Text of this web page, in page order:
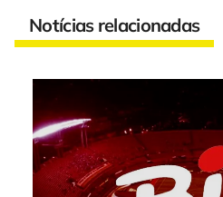
Notícias relacionadas